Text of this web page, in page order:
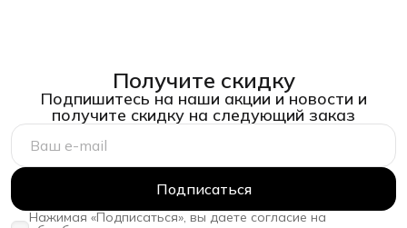
Получите скидку
Подпишитесь на наши акции и новости и
получите скидку на следующий заказ
Подписаться
Нажимая «Подписаться», вы даете согласие на